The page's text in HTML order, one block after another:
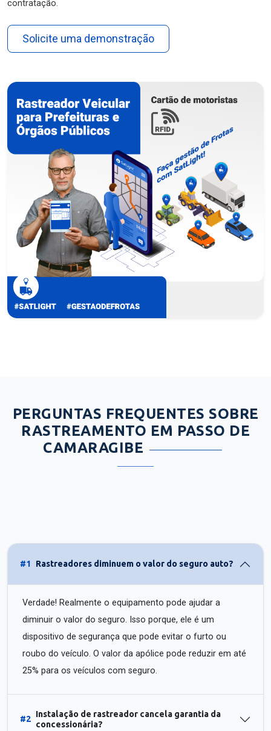
contratação.
Solicite uma demonstração
PERGUNTAS FREQUENTES SOBRE
RASTREAMENTO EM PASSO DE
CAMARAGIBE
#1 Rastreadores diminuem o valor do seguro auto?
Verdade! Realmente o equipamento pode ajudar a
diminuir o valor do seguro. Isso porque, ele é um
dispositivo de segurança que pode evitar o furto ou
roubo do veículo. O valor da apólice pode reduzir em até
25% para os veículos com seguro.
#2
Instalação de rastreador cancela garantia da
concessionária?